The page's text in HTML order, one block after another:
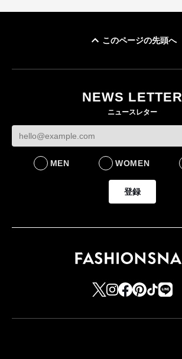
このページの先頭へ
NEWS LETTER
ニュースレター
MEN WOMEN
登録